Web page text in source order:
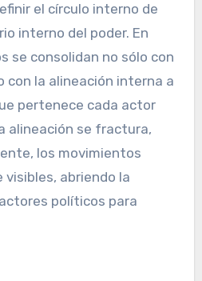
el círculo interno de
interno del poder. En
se consolidan no sólo con
con la alineación interna a
pertenece cada actor
alineación se fractura,
los movimientos
visibles, abriendo la
políticos para